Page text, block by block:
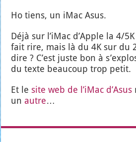
Ho tiens, un iMac Asus.
Déjà sur l’i­Mac d’Apple la 4/
fait rire, mais là du 4K sur du
dire ? C’est juste bon à
du texte beau­coup trop petit.
Et lesite web de l’i­Mac d’A­sus
unautre…